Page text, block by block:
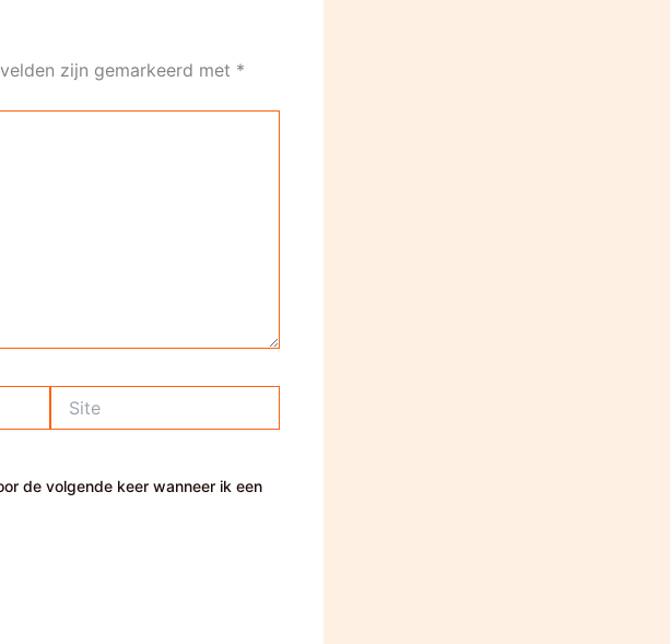
zijn gemarkeerd met *
de volgende keer wanneer ik een